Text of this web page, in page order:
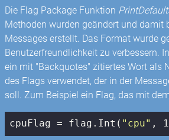
Die Flag Package Funktion
Methoden wurden geändert und damit
Messages erstellt. Das Format wurde
Benutzerfreundlichkeit zu verbessern.
ein mit "Backquotes" zitiertes Wort als
des Flags verwendet, der in der
soll. Zum Beispiel ein Flag, das mit
cpuFlag = flag.Int( "cpu" , 1